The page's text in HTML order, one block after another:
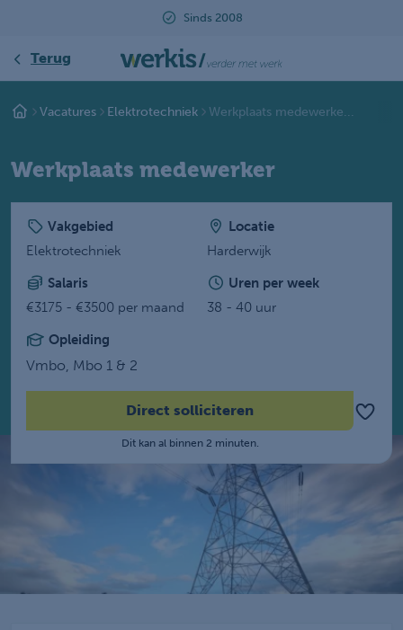
Sinds 2008
Terug
Vacatures Elektrotechniek Werkplaats medewerke...
Werkplaats medewerker
Vakgebied
Elektrotechniek
Locatie
Harderwijk
Salaris
€3175 - €3500 per maand
Uren per week
38 - 40 uur
Opleiding
Vmbo, Mbo 1 & 2
Direct solliciteren
Dit kan al binnen 2 minuten.